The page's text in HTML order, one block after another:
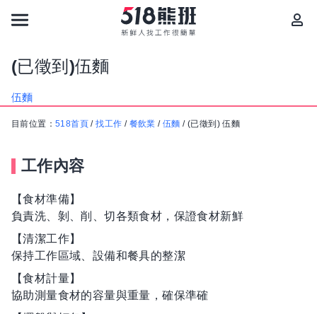
(已徵到)伍麵
伍麵
目前位置： 518首頁 /找工作 / 餐飲業 /伍麵 /(已徵到) 伍麵
工作內容
【食材準備】
負責洗、剝、削、切各類食材，保證食材新鮮
【清潔工作】
保持工作區域、設備和餐具的整潔
【食材計量】
協助測量食材的容量與重量，確保準確